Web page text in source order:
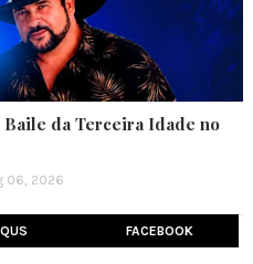
da Terceira Idade no
06, 2026
FACEBOOK